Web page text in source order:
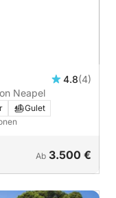
4.8(4)
Neapel
Gulet
Ab 3.500 €